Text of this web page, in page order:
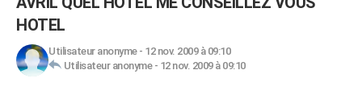
HOTEL
Utilisateur anonyme- 12 nov. 2009 à 09:10
Utilisateur anonyme- 12 nov. 2009 à 09:10